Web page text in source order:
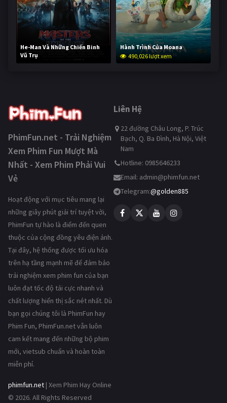
He-Man Và Những Chiến Binh
Vũ Trụ
238,572 lượt xem
Hành Trình Của Moana
490,026 lượt xem
PhimFun.net - Trải Nghiệm
Xem Phim Fun Mượt Mà
Nhất - Xem Phim Phải Vui
Vẻ
Hoạt động với mục tiêu mang lại
những giây phút giải trí tuyệt vời,
PhimFun tự hào là điểm đến quen
thuộc của cộng đồng yêu điện ảnh.
Tại đây, hệ thống được tối ưu hóa
trên hạ tầng mạnh mẽ để đảm bảo
trải nghiệm xem phim fun của bạn
luôn đạt tốc độ tải cực nhanh và
chất lượng hiển thị sắc nét nhất. Dù
bạn gọi chúng tôi là PhimFun hay
Phim Fun, PhimFun.net vẫn luôn
cam kết mang đến những bộ phim
mới, vietsub chuẩn và hoàn toàn
miễn phí.
phimfun.net | Xem Phim Hay Online
© 2026. All Rights Reserved
Liên Hệ
22 đường Châu Long, P. Trúc
Bạch, Q. Ba Đình, Hà Nội, Việt
Nam
Hotline: 0985646233
Email: admin@phimfun.net
Telegram:@golden885